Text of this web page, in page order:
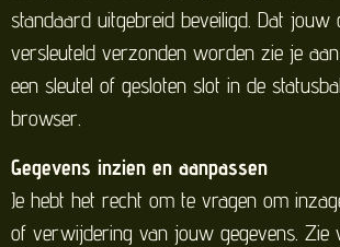
standaard uitgebreid beveiligd. Dat jouw
versleuteld verzonden worden zie je
een sleutel of gesloten slot in de
browser.
Gegevens inzien en aanpassen
Je hebt het recht om te vragen om
of verwijdering van jouw gegevens. Zie